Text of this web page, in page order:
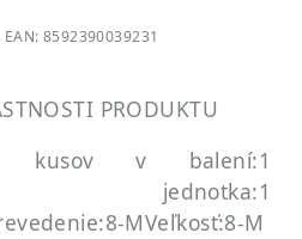
8592390039231
PRODUKTU
kusov v balení:1
jednotka:1
MVeľkosť:8-M